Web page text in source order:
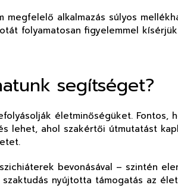
alkalmazás súlyos
folyamatosan figyelemmel
segítséget?
életminőségüket. Fontos,
lehet, ahol szakértői útmutatást
bevonásával – szintén
nyújtotta támogatás az